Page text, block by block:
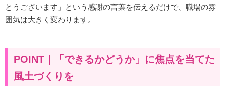
とうございます」という感謝の言葉を伝えるだけで、職場の雰
囲気は大きく変わります。
POINT｜「できるかどうか」に焦点を当てた
風土づくりを